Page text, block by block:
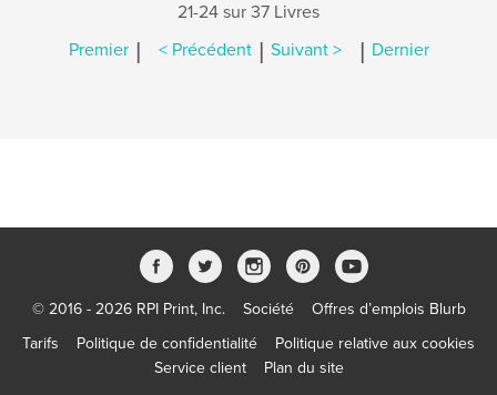
21-24 sur 37 Livres
Premier | < Précédent | Suivant > | Dernier
© 2016 - 2026 RPI Print, Inc. Société
Offres d’emplois Blurb
Tarifs
Politique de confidentialité
Politique relative aux cookies
Service client
Plan du site